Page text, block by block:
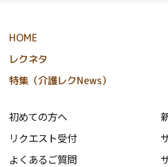
HOME
レクネタ
特集（介護レクNews）
初めての方へ
リクエスト受付
よくあるご質問